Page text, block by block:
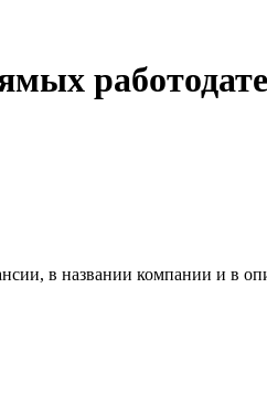
в названии компании и в